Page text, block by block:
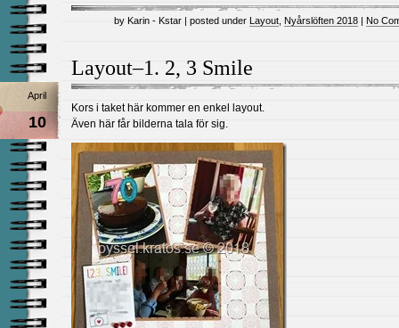
by Karin - Kstar | posted under Layout Nyårslöften 2018 | No
Layout–1. 2, 3 Smile
April
10
Kors i taket här kommer en enkel layout.
Även här får bilderna tala för sig.